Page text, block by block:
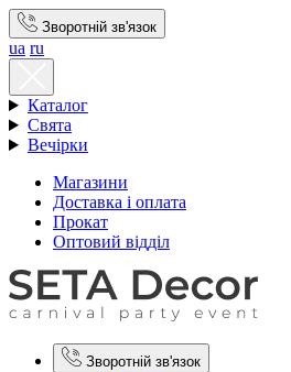
Зворотній зв'язок
ua ru
Каталог
Свята
Вечірки
Магазини
Доставка і оплата
Прокат
Оптовий відділ
Зворотній зв'язок